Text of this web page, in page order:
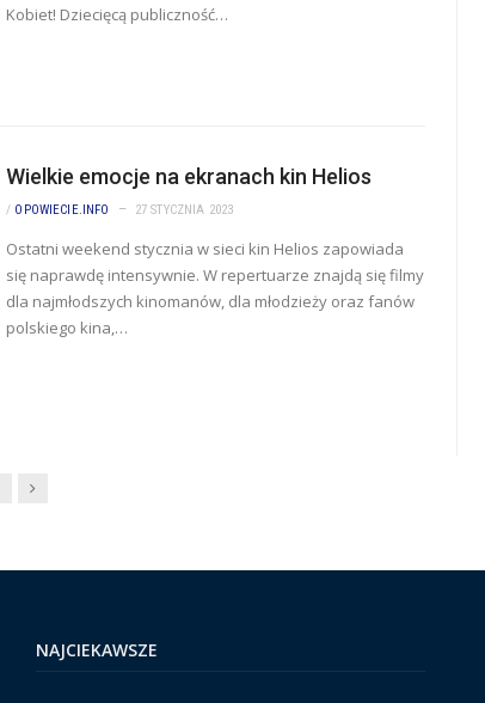
Kobiet! Dziecięcą publiczność…
Wielkie emocje na ekranach kin Helios
/ OPOWIECIE.INFO 27 STYCZNIA 2023
Ostatni weekend stycznia w sieci kin Helios zapowiada
się naprawdę intensywnie. W repertuarze znajdą się filmy
dla najmłodszych kinomanów, dla młodzieży oraz fanów
polskiego kina,…
Dalej
NAJCIEKAWSZE